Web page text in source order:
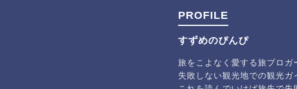
PROFILE
すずめのぴんぴ
旅をこよなく愛する旅ブロガ
失敗しない観光地での観光ガ